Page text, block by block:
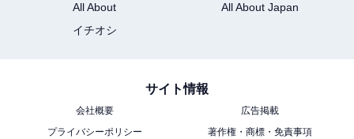
All About
All About Japan
イチオシ
サイト情報
会社概要
広告掲載
プライバシーポリシー
著作権・商標・免責事項